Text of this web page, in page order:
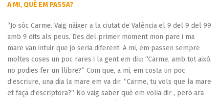
A MI, QUÈ EM PASSA?
“Jo sóc Carme. Vaig nàixer a la ciutat de València el 9 del 9 del 99
amb 9 dits als peus. Des del primer moment mon pare i ma
mare van intuir que jo seria diferent. A mi, em passen sempre
moltes coses un poc rares i la gent em diu: “Carme, amb tot això,
no podies fer un llibre?” Com que, a mi, em costa un poc
d’escriure, una dia la mare em va dir. “Carme, tu vols que la mare
et faça d’escriptora?” No vaig saber què em volia dir , però ara